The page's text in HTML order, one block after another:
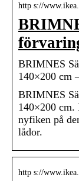
http s://
BRIMNES
140×200 cm
BRIMNES
140×200
nyfiken på
lådor.
http s://